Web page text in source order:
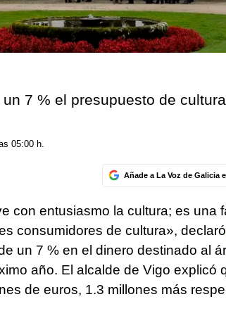
7 % el presupuesto de
05:00 h.
Añade a La Voz de Galicia
con entusiasmo la cultura; es una
consumidores de cultura», declaró
un 7 % en el dinero destinado al
año. El alcalde de Vigo explicó
de euros, 1.3 millones más